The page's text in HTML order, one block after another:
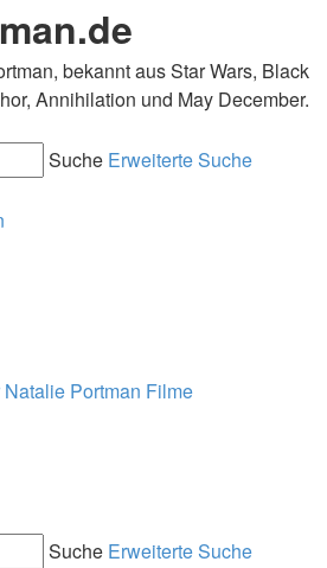
bekannt aus Star Wars, Black
Annihilation und May December.
Suche Erweiterte Suche
Natalie Portman Filme
Suche Erweiterte Suche